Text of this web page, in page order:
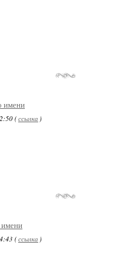
имени
(ссылка )
имени
(ссылка )